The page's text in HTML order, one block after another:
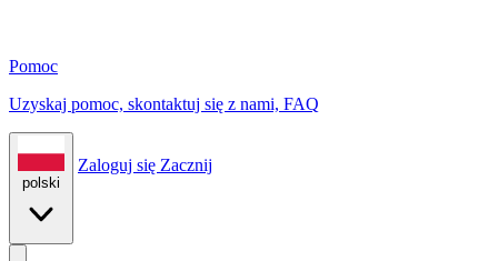
Pomoc
Uzyskaj pomoc, skontaktuj się z nami, FAQ
polski
Zaloguj się Zacznij